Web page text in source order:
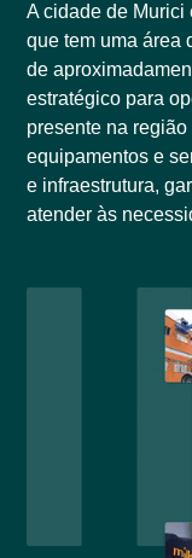
A cidade de Murici
que tem uma área
de
estratégico para
presente na
equipamentos e
e infraestrutura,
atender às